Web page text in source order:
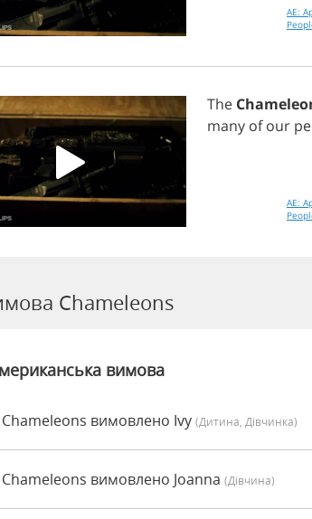
AE:
The
many of our
AE:
Chameleons
вимова
Chameleons вимовлено Ivy (дитина, Дівчинка)
Chameleons вимовлено Joanna (дівчина)